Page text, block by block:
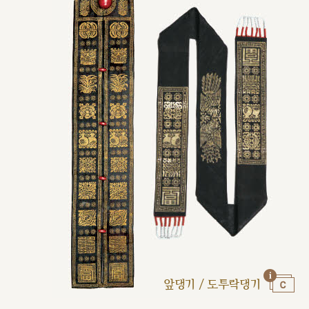
앞댕기 / 도투락댕기